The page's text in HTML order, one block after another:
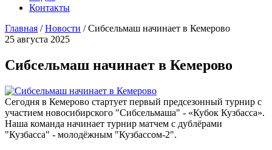
Контакты
Главная /Новости /Сибсельмаш начинает в Кемерово
25 августа 2025
Сибсельмаш начинает в Кемерово
Сегодня в Кемерово стартует первый предсезонный турнир с
участием новосибирского "Сибсельмаша" - «Кубок Кузбасса».
Наша команда начинает турнир матчем с дублёрами
"Кузбасса" - молодёжным "Кузбассом-2".